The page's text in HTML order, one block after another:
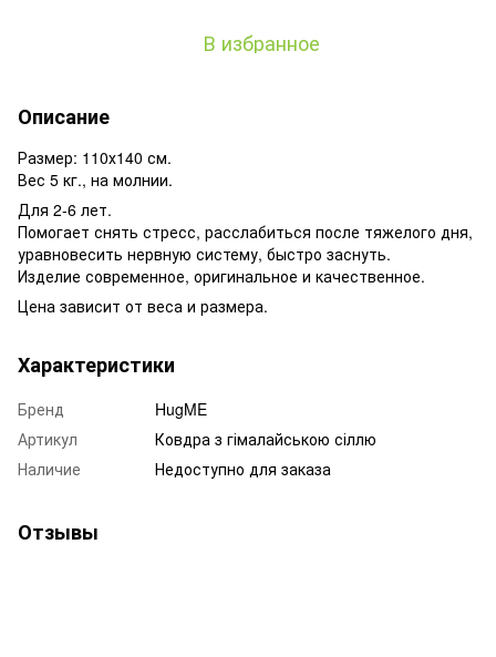
В избранное
Описание
Размер: 110х140 см.
Вес 5 кг., на молнии.
Для 2-6 лет.
Помогает снять стресс, расслабиться после тяжелого дня,
уравновесить нервную систему, быстро заснуть.
Изделие современное, оригинальное и качественное.
Цена зависит от веса и размера.
Характеристики
Бренд
HugME
Артикул
Ковдра з гімалайською сіллю
Наличие
Недоступно для заказа
Отзывы